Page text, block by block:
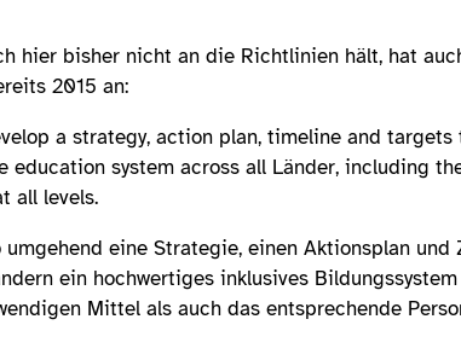
hier bisher nicht an die Richtlinien hält, hat
2015 an:
a strategy, action plan, timeline and
education system across all Länder, including
all levels.
umgehend eine Strategie, einen Aktionsplan
ein hochwertiges inklusives
Mittel als auch das entsprechende